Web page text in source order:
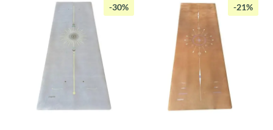
était :
89,00€.
est :
était :
89,00€.
est :
-30% -21%